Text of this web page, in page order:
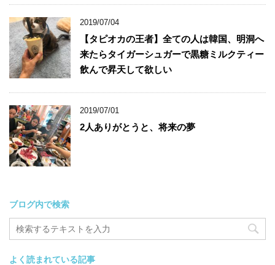
2019/07/04
【タピオカの王者】全ての人は韓国、明洞へ
来たらタイガーシュガーで黒糖ミルクティー
飲んで昇天して欲しい
2019/07/01
2人ありがとうと、将来の夢
ブログ内で検索
よく読まれている記事